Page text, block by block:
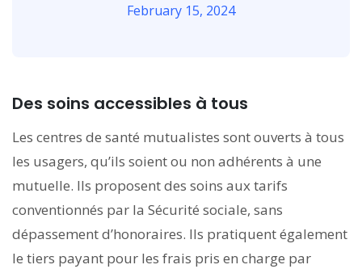
February 15, 2024
Des soins accessibles à tous
Les centres de santé mutualistes sont ouverts à tous
les usagers, qu’ils soient ou non adhérents à une
mutuelle. Ils proposent des soins aux tarifs
conventionnés par la Sécurité sociale, sans
dépassement d’honoraires. Ils pratiquent également
le tiers payant pour les frais pris en charge par